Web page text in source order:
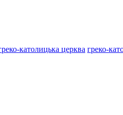
католицька церква греко-